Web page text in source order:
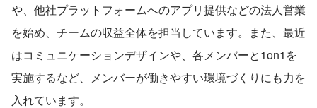
や、他社プラットフォームへのアプリ提供などの法人営業
を始め、チームの収益全体を担当しています。また、最近
はコミュニケーションデザインや、各メンバーと1on1を
実施するなど、メンバーが働きやすい環境づくりにも力を
入れています。